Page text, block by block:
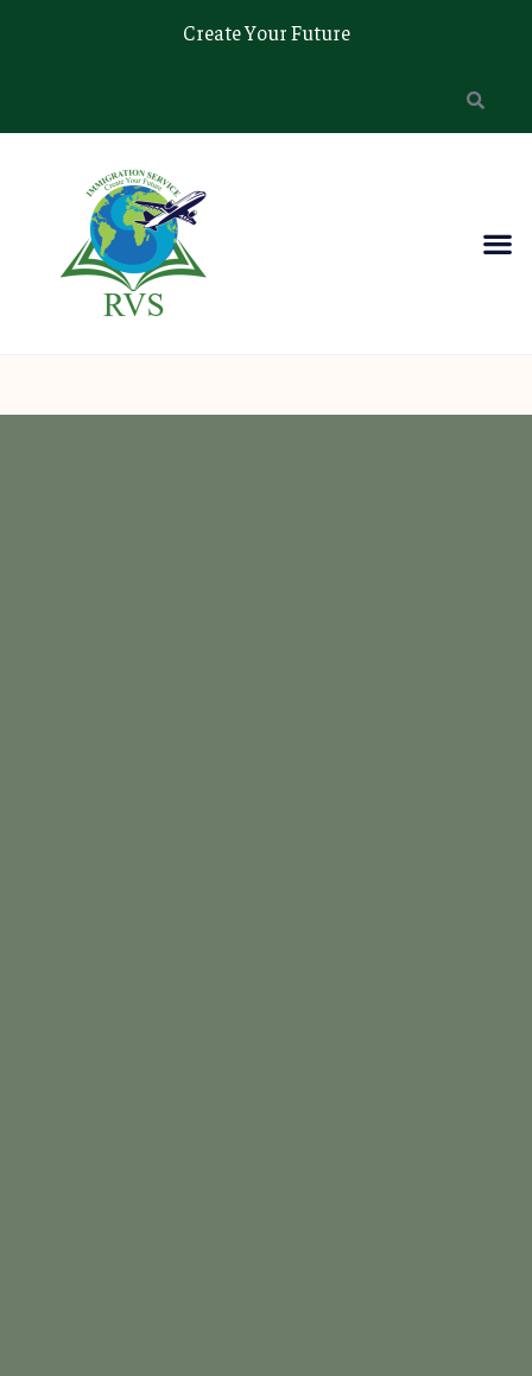
Create Your Future